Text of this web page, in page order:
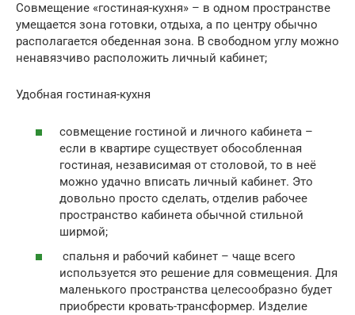
Совмещение «гостиная-кухня» – в одном пространстве
умещается зона готовки, отдыха, а по центру обычно
располагается обеденная зона. В свободном углу можно
ненавязчиво расположить личный кабинет;
Удобная гостиная-кухня
совмещение гостиной и личного кабинета –
если в квартире существует обособленная
гостиная, независимая от столовой, то в неё
можно удачно вписать личный кабинет. Это
довольно просто сделать, отделив рабочее
пространство кабинета обычной стильной
ширмой;
спальня и рабочий кабинет – чаще всего
используется это решение для совмещения. Для
маленького пространства целесообразно будет
приобрести кровать-трансформер. Изделие